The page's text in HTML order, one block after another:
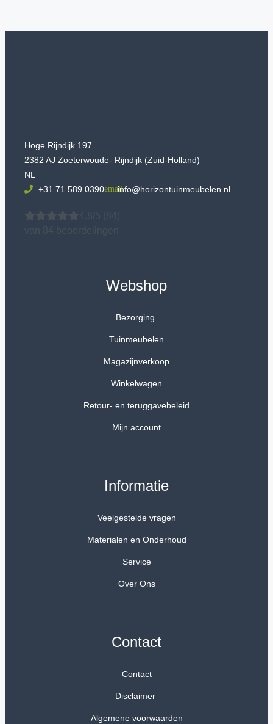
Hoge Rijndijk 197
2382 AJ Zoeterwoude- Rijndijk (Zuid-Holland)
NL
+31 71 589 0390
info@horizontuinmeubelen.nl
4.8/5
(84)
van 84 beoordelingen
Webshop
Bezorging
Tuinmeubelen
Magazijnverkoop
Winkelwagen
Retour- en teruggavebeleid
Mijn account
Informatie
Veelgestelde vragen
Materialen en Onderhoud
Service
Over Ons
Contact
Contact
Disclaimer
Algemene voorwaarden